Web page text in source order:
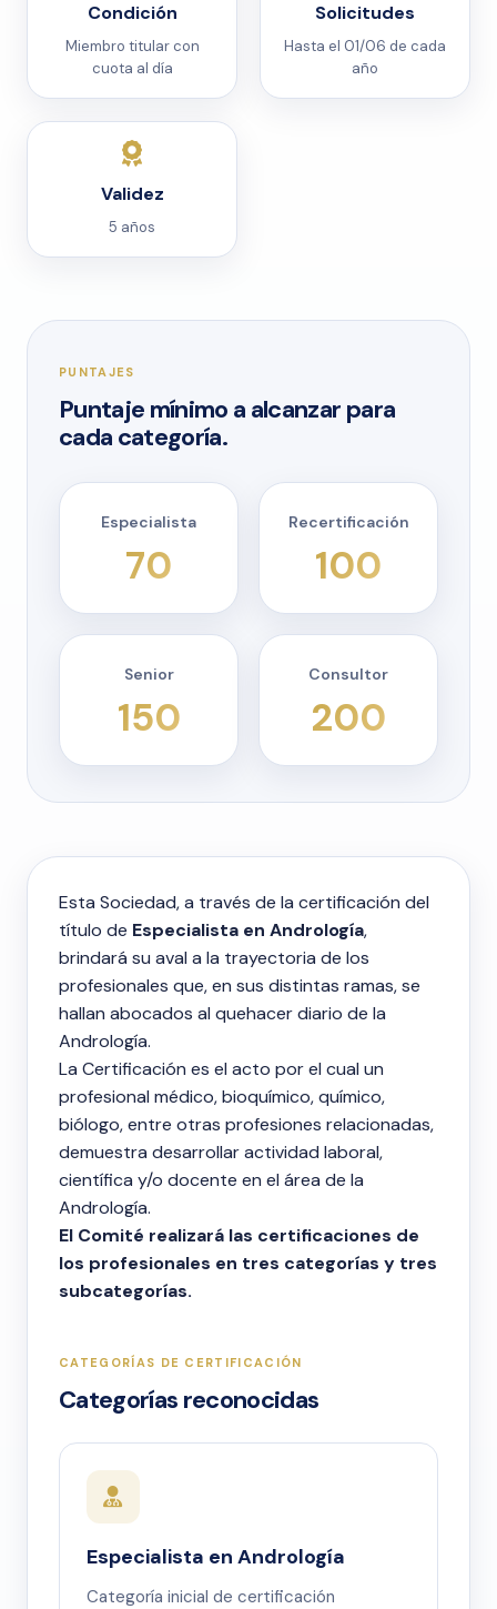
Condición
Miembro titular con
cuota al día
Solicitudes
Hasta el 01/06 de cada
año
Validez
5 años
PUNTAJES
Puntaje mínimo a alcanzar para
cada categoría.
Especialista
70
Recertificación
100
Senior
150
Consultor
200
Esta Sociedad, a través de la certificación del
título de Especialista en Andrología,
brindará su aval a la trayectoria de los
profesionales que, en sus distintas ramas, se
hallan abocados al quehacer diario de la
Andrología.
La Certificación es el acto por el cual un
profesional médico, bioquímico, químico,
biólogo, entre otras profesiones relacionadas,
demuestra desarrollar actividad laboral,
científica y/o docente en el área de la
Andrología.
El Comité realizará las certificaciones de
los profesionales en tres categorías y tres
subcategorías.
CATEGORÍAS DE CERTIFICACIÓN
Categorías reconocidas
Especialista en Andrología
Categoría inicial de certificación